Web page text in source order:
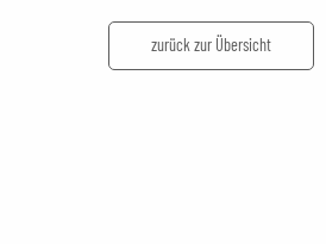
zurück zur Übersicht